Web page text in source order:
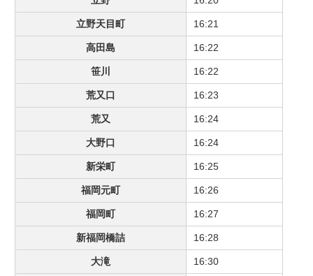
立野天目町 16:21
高田島 16:22
笹川 16:22
荒又口 16:23
荒又 16:24
大野口 16:24
新栄町 16:25
福岡元町 16:26
福岡町 16:27
新福岡橋詰 16:28
大滝 16:30